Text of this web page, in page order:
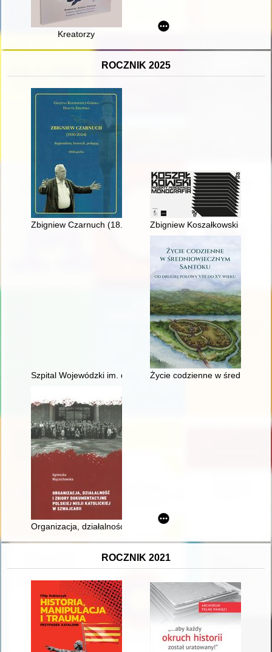
Kreatorzy
ROCZNIK 2025
Zbigniew Czarnuch (18.03.1930 - 22.09.2024) : regionalista,
Zbigniew Koszałkowski :
Szpital Wojewódzki im. dr. Ludwika Rydygiera w Suwałkach
Życie codzienne w
Organizacja, działalność i zbiory dokumentacyjne Polskiej
ROCZNIK 2021